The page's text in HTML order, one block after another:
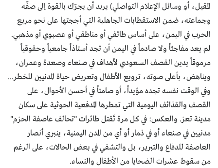
المقيل، أو وسائل الإعلام التواصلي) يريد أن يجرّك بالقوة إلى صفّه
وجماعته، ضمن الاستقطابات الجاهلية التي أججتها على نحو مريع
الحرب في اليمن، على أساس طائفي أو مناطقي أو عصبوي أو مذهبي.
لم يعد مفاجئاً ولا صادماً في اليمن أن تجد أستاذاً جامعياً وحقوقياً
مرموقاً يدين القصف السعودي لأهداف في صنعاء وصعدة وعمران،
ويناهض، بأعلى صوته، ترويع الأطفال وتعريض حياة المدنيين للخطر...
وفي الوقت نفسه تجده مؤيداً، أو صامتاً في أحسن الأحوال، على
القصف والقذائف اليومية التي تمطرها المدفعية الحوثية على سكان
مدينة تعز. والعكس: في كل مرة تَقتل طائرات "تحالف عاصفة الحزم"
مدنيين في صنعاء أو في ذمار أو أي من المدن اليمنية، ينبري أنصار
العاصفة للدفاع والتبرير، بل والتشفي في بعض الحالات، على الرغم
من سقوط عشرات الضحايا من الأطفال والنساء.